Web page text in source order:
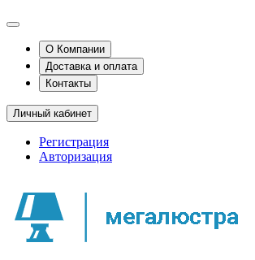
О Компании
Доставка и оплата
Контакты
Личный кабинет
Регистрация
Авторизация